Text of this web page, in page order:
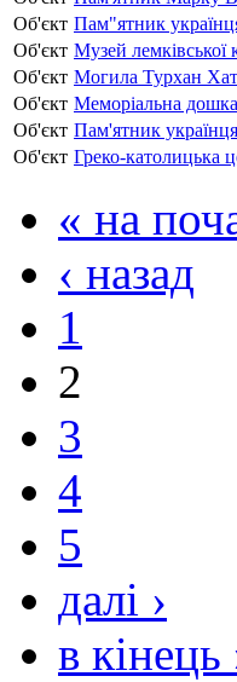
Об'єкт Пам"ятник
Об'єкт Музей лемківської
Об'єкт Могила Турхан
Об'єкт Меморіальна
Об'єкт Пам'ятник
Об'єкт Греко-католицька
« на
‹ назад
1
2
3
4
5
далі ›
в кінець